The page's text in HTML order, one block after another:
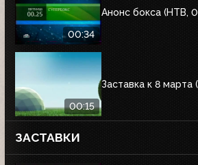
00:34
Анонс бокса (НТВ,
00:15
Заставка к 8 марта
ЗАСТАВКИ